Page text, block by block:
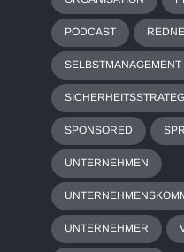
PODCAST
SELBSTMANAGEMENT
SPONSORED
UNTERNEHMEN
UNTERNEHMER